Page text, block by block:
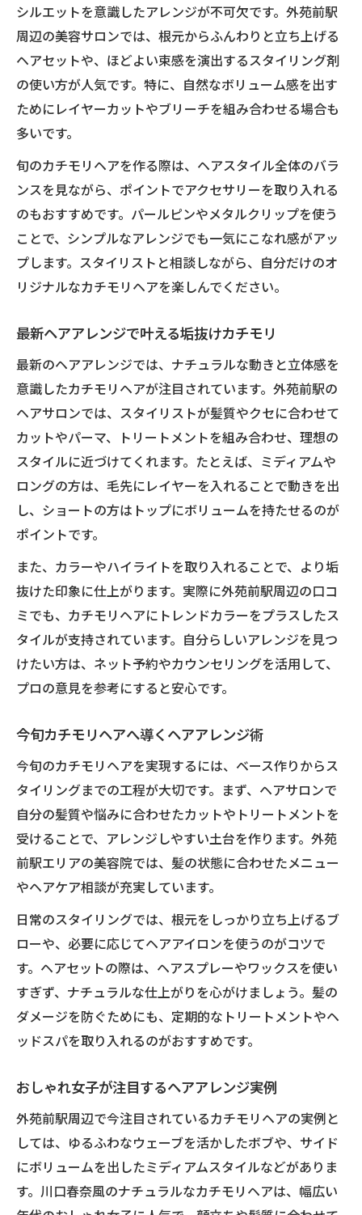
シルエットを意識したアレンジが不可欠です。外苑前駅
周辺の美容サロンでは、根元からふんわりと立ち上げる
ヘアセットや、ほどよい束感を演出するスタイリング剤
の使い方が人気です。特に、自然なボリューム感を出す
ためにレイヤーカットやブリーチを組み合わせる場合も
多いです。
旬のカチモリヘアを作る際は、ヘアスタイル全体のバラ
ンスを見ながら、ポイントでアクセサリーを取り入れる
のもおすすめです。パールピンやメタルクリップを使う
ことで、シンプルなアレンジでも一気にこなれ感がアッ
プします。スタイリストと相談しながら、自分だけのオ
リジナルなカチモリヘアを楽しんでください。
最新ヘアアレンジで叶える垢抜けカチモリ
最新のヘアアレンジでは、ナチュラルな動きと立体感を
意識したカチモリヘアが注目されています。外苑前駅の
ヘアサロンでは、スタイリストが髪質やクセに合わせて
カットやパーマ、トリートメントを組み合わせ、理想の
スタイルに近づけてくれます。たとえば、ミディアムや
ロングの方は、毛先にレイヤーを入れることで動きを出
し、ショートの方はトップにボリュームを持たせるのが
ポイントです。
また、カラーやハイライトを取り入れることで、より垢
抜けた印象に仕上がります。実際に外苑前駅周辺の口コ
ミでも、カチモリヘアにトレンドカラーをプラスしたス
タイルが支持されています。自分らしいアレンジを見つ
けたい方は、ネット予約やカウンセリングを活用して、
プロの意見を参考にすると安心です。
今旬カチモリヘアへ導くヘアアレンジ術
今旬のカチモリヘアを実現するには、ベース作りからス
タイリングまでの工程が大切です。まず、ヘアサロンで
自分の髪質や悩みに合わせたカットやトリートメントを
受けることで、アレンジしやすい土台を作ります。外苑
前駅エリアの美容院では、髪の状態に合わせたメニュー
やヘアケア相談が充実しています。
日常のスタイリングでは、根元をしっかり立ち上げるブ
ローや、必要に応じてヘアアイロンを使うのがコツで
す。ヘアセットの際は、ヘアスプレーやワックスを使い
すぎず、ナチュラルな仕上がりを心がけましょう。髪の
ダメージを防ぐためにも、定期的なトリートメントやヘ
ッドスパを取り入れるのがおすすめです。
おしゃれ女子が注目するヘアアレンジ実例
外苑前駅周辺で今注目されているカチモリヘアの実例と
しては、ゆるふわなウェーブを活かしたボブや、サイド
にボリュームを出したミディアムスタイルなどがありま
す。川口春奈風のナチュラルなカチモリヘアは、幅広い